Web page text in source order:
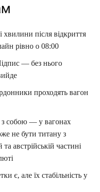
хвилини після відкриття
рівно о 08:00
— без нього
проходять вагон
з собою — у вагонах
не бути титану з
австрійській частині
є, але їх стабільність у